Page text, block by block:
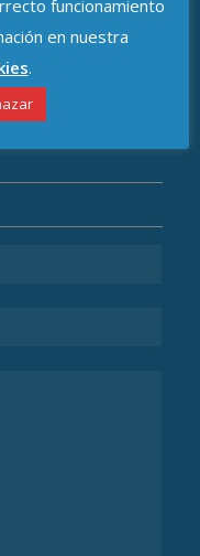
funcionamiento
en nuestra
.